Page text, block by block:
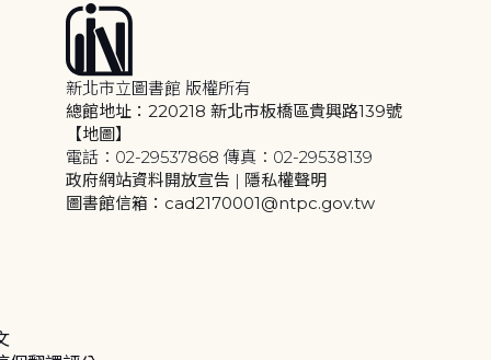
新北市立圖書館 版權所有
總館地址：220218 新北市板橋區貴興路139號
【地圖】
電話：02-29537868 傳真：02-29538139
政府網站資料開放宣告 | 隱私權聲明
圖書館信箱：cad2170001@ntpc.gov.tw